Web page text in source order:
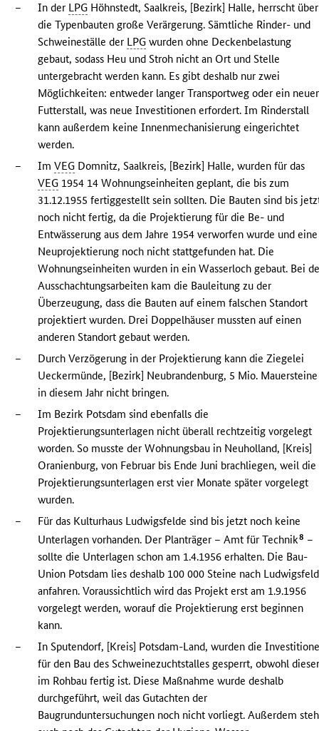
–
In der LPG Höhnstedt, Saalkreis, [Bezirk] Halle, herrscht über
die Typenbauten große Verärgerung. Sämtliche Rinder- und
Schweineställe der LPG wurden ohne Deckenbelastung
gebaut, sodass Heu und Stroh nicht an Ort und Stelle
untergebracht werden kann. Es gibt deshalb nur zwei
Möglichkeiten: entweder langer Transportweg oder ein neuer
Futterstall, was neue Investitionen erfordert. Im Rinderstall
kann außerdem keine Innenmechanisierung eingerichtet
werden.
–
ImVEG Domnitz, Saalkreis, [Bezirk] Halle, wurden für das
VEG 1954 14 Wohnungseinheiten geplant, die bis zum
31.12.1955 fertiggestellt sein sollten. Die Bauten sind bis
noch nicht fertig, da die Projektierung für die Be- und
Entwässerung aus dem Jahre 1954 verworfen wurde und eine
Neuprojektierung noch nicht stattgefunden hat. Die
Wohnungseinheiten wurden in ein Wasserloch gebaut. Bei
Ausschachtungsarbeiten kam die Bauleitung zu der
Überzeugung, dass die Bauten auf einem falschen Standort
projektiert wurden. Drei Doppelhäuser mussten auf einen
anderen Standort gebaut werden.
–
Durch Verzögerung in der Projektierung kann die Ziegelei
Ueckermünde, [Bezirk] Neubrandenburg, 5 Mio. Mauersteine
in diesem Jahr nicht bringen.
–
Im Bezirk Potsdam sind ebenfalls die
Projektierungsunterlagen nicht überall rechtzeitig vorgelegt
worden. So musste der Wohnungsbau in Neuholland, [Kreis]
Oranienburg, von Februar bis Ende Juni brachliegen, weil die
Projektierungsunterlagen erst vier Monate später vorgelegt
wurden.
–
Für das Kulturhaus Ludwigsfelde sind bis jetzt noch keine
Unterlagen vorhanden. Der Planträger – Amt für Technik8 –
sollte die Unterlagen schon am 1.4.1956 erhalten. Die Bau-
Union Potsdam lies deshalb 100 000 Steine nach
anfahren. Voraussichtlich wird das Projekt erst am 1.9.1956
vorgelegt werden, worauf die Projektierung erst beginnen
kann.
–
In Sputendorf, [Kreis] Potsdam-Land, wurden die
für den Bau des Schweinezuchtstalles gesperrt, obwohl
im Rohbau fertig ist. Diese Maßnahme wurde deshalb
durchgeführt, weil das Gutachten der
Baugrunduntersuchungen noch nicht vorliegt. Außerdem